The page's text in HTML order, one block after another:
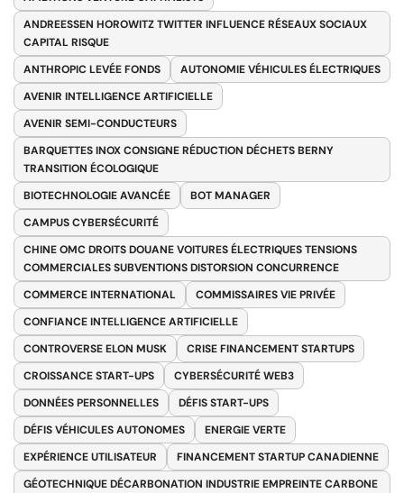
ANDREESSEN HOROWITZ TWITTER INFLUENCE RÉSEAUX SOCIAUX
CAPITAL RISQUE
ANTHROPIC LEVÉE FONDS
AUTONOMIE VÉHICULES ÉLECTRIQUES
AVENIR INTELLIGENCE ARTIFICIELLE
AVENIR SEMI-CONDUCTEURS
BARQUETTES INOX CONSIGNE RÉDUCTION DÉCHETS BERNY
TRANSITION ÉCOLOGIQUE
BIOTECHNOLOGIE AVANCÉE
BOT MANAGER
CAMPUS CYBERSÉCURITÉ
CHINE OMC DROITS DOUANE VOITURES ÉLECTRIQUES TENSIONS
COMMERCIALES SUBVENTIONS DISTORSION CONCURRENCE
COMMERCE INTERNATIONAL
COMMISSAIRES VIE PRIVÉE
CONFIANCE INTELLIGENCE ARTIFICIELLE
CONTROVERSE ELON MUSK
CRISE FINANCEMENT STARTUPS
CROISSANCE START-UPS
CYBERSÉCURITÉ WEB3
DONNÉES PERSONNELLES
DÉFIS START-UPS
DÉFIS VÉHICULES AUTONOMES
ENERGIE VERTE
EXPÉRIENCE UTILISATEUR
FINANCEMENT STARTUP CANADIENNE
GÉOTECHNIQUE DÉCARBONATION INDUSTRIE EMPREINTE CARBONE